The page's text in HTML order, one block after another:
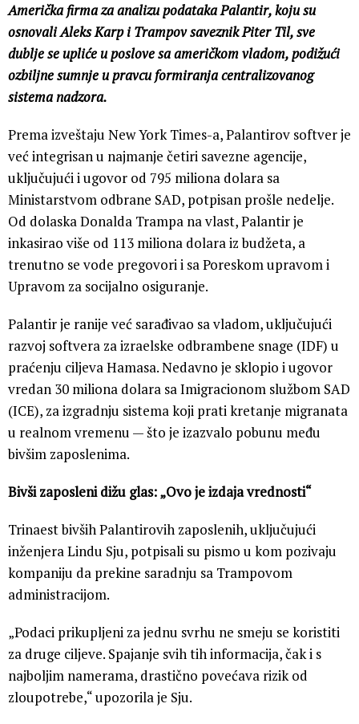
Američka firma za analizu podataka Palantir, koju su
osnovali Aleks Karp i Trampov saveznik Piter Til, sve
dublje se upliće u poslove sa američkom vladom, podižući
ozbiljne sumnje u pravcu formiranja centralizovanog
sistema nadzora.
Prema izveštaju New York Times-a, Palantirov softver je
već integrisan u najmanje četiri savezne agencije,
uključujući i ugovor od 795 miliona dolara sa
Ministarstvom odbrane SAD, potpisan prošle nedelje.
Od dolaska Donalda Trampa na vlast, Palantir je
inkasirao više od 113 miliona dolara iz budžeta, a
trenutno se vode pregovori i sa Poreskom upravom i
Upravom za socijalno osiguranje.
Palantir je ranije već sarađivao sa vladom, uključujući
razvoj softvera za izraelske odbrambene snage (IDF) u
praćenju ciljeva Hamasa. Nedavno je sklopio i ugovor
vredan 30 miliona dolara sa Imigracionom službom SAD
(ICE), za izgradnju sistema koji prati kretanje migranata
u realnom vremenu — što je izazvalo pobunu među
bivšim zaposlenima.
Bivši zaposleni dižu glas: „Ovo je izdaja vrednosti“
Trinaest bivših Palantirovih zaposlenih, uključujući
inženjera Lindu Sju, potpisali su pismo u kom pozivaju
kompaniju da prekine saradnju sa Trampovom
administracijom.
„Podaci prikupljeni za jednu svrhu ne smeju se koristiti
za druge ciljeve. Spajanje svih tih informacija, čak i s
najboljim namerama, drastično povećava rizik od
zloupotrebe,“ upozorila je Sju.